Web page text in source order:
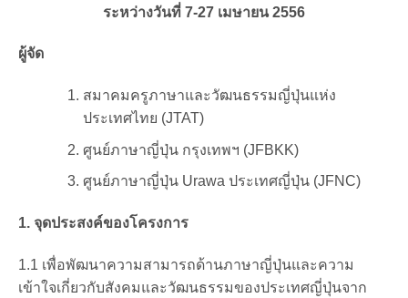
ระหว่างวันที่ 7-27 เมษายน 2556
ผู้จัด
สมาคมครูภาษาและวัฒนธรรมญี่ปุ่นแห่ง
ประเทศไทย (JTAT)
ศูนย์ภาษาญี่ปุ่น กรุงเทพฯ (JFBKK)
ศูนย์ภาษาญี่ปุ่น Urawa ประเทศญี่ปุ่น (JFNC)
1. จุดประสงค์ของโครงการ
1.1 เพื่อพัฒนาความสามารถด้านภาษาญี่ปุ่นและความ
เข้าใจเกี่ยวกับสังคมและวัฒนธรรมของประเทศญี่ปุ่นจาก